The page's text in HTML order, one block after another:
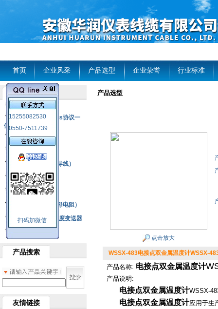
首页 企业风采 产品选型 企业荣誉 行业标准
15255082530
0550-7511739
扫码加微信
产品列表
风电温度传感器
RS485通讯modbus协议一
体化现场智能仪表
热电偶
热电偶补偿电缆（导线）
振动传感器
热电阻
铂热电阻元件（云母电阻）
SBW系列一体化温度变送器
产品搜索
友情链接
产品选型
点击放大
WSSX-483电接点双金属温度计WSSX-
产品名称: 电接点双金属温度计
产品说明:
电接点双金属温度计WSSX-
电接点双金属温度计应用于生